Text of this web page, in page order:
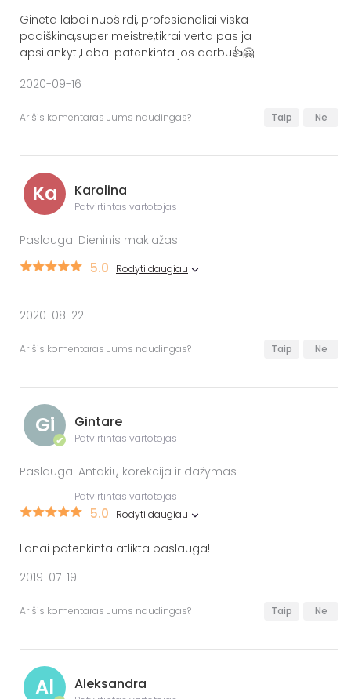
Gineta labai nuoširdi, profesionaliai viska
paaiškina,super meistrė,tikrai verta pas ja
apsilankyti,Labai patenkinta jos darbu👍🤗
2020-09-16
Ar šis komentaras Jums naudingas? Taip Ne
Ka Karolina
Patvirtintas vartotojas
Paslauga: Dieninis makiažas
5.0 Rodyti daugiau
2020-08-22
Ar šis komentaras Jums naudingas? Taip Ne
Gi
✔
Gintare
Patvirtintas vartotojas
Paslauga: Antakių korekcija ir dažymas
Patvirtintas vartotojas
5.0 Rodyti daugiau
Lanai patenkinta atlikta paslauga!
2019-07-19
Ar šis komentaras Jums naudingas? Taip Ne
Al Aleksandra